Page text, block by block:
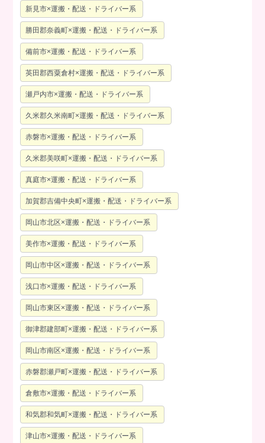
新見市×運搬・配送・ドライバー系
勝田郡奈義町×運搬・配送・ドライバー系
備前市×運搬・配送・ドライバー系
英田郡西粟倉村×運搬・配送・ドライバー系
瀬戸内市×運搬・配送・ドライバー系
久米郡久米南町×運搬・配送・ドライバー系
赤磐市×運搬・配送・ドライバー系
久米郡美咲町×運搬・配送・ドライバー系
真庭市×運搬・配送・ドライバー系
加賀郡吉備中央町×運搬・配送・ドライバー系
岡山市北区×運搬・配送・ドライバー系
美作市×運搬・配送・ドライバー系
岡山市中区×運搬・配送・ドライバー系
浅口市×運搬・配送・ドライバー系
岡山市東区×運搬・配送・ドライバー系
御津郡建部町×運搬・配送・ドライバー系
岡山市南区×運搬・配送・ドライバー系
赤磐郡瀬戸町×運搬・配送・ドライバー系
倉敷市×運搬・配送・ドライバー系
和気郡和気町×運搬・配送・ドライバー系
津山市×運搬・配送・ドライバー系